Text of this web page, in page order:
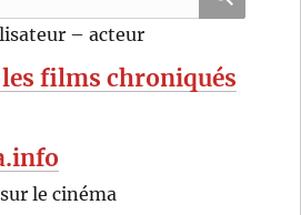
– acteur
films chroniqués
le cinéma